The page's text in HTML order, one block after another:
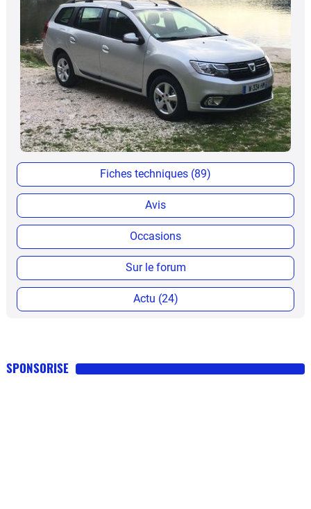
Fiches techniques (89)
Avis
Occasions
Sur le forum
Actu (24)
SPONSORISE